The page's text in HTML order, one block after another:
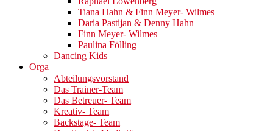
Tiana Hahn & Finn Meyer- Wilmes
Daria Pastijan & Denny Hahn
Finn Meyer- Wilmes
Paulina Fölling
Dancing Kids
Orga
Abteilungsvorstand
Das Trainer-Team
Das Betreuer- Team
Kreativ- Team
Backstage- Team